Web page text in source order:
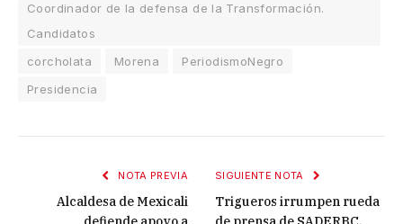
Coordinador de la defensa de la Transformación.
Candidatos
corcholata
Morena
PeriodismoNegro
Presidencia
NOTA PREVIA
Alcaldesa de Mexicali
SIGUIENTE NOTA
Trigueros irrumpen rueda